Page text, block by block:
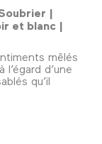
|
et blanc |
mêlés
d’une
qu’il